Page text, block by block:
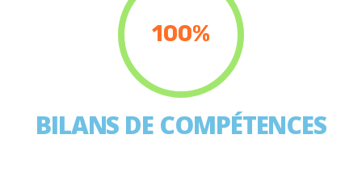
100%
BILANS DE COMPÉTENCES